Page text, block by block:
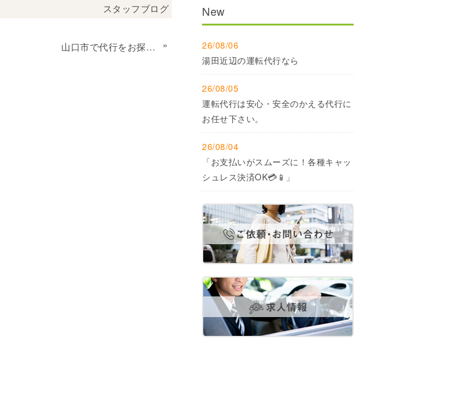
スタッフブログ
山口市で代行をお探しなら「かえる代行」へ »
New
26/08/06
湯田近辺の運転代行なら
26/08/05
運転代行は安心・安全のかえる代行に
お任せ下さい。
26/08/04
「お支払いがスムーズに！各種キャッ
シュレス決済OK💳📱」